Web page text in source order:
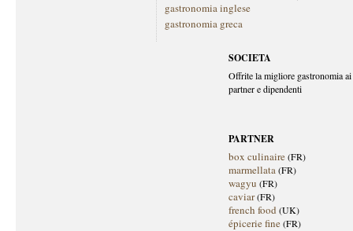
gastronomia inglese
gastronomia greca
SOCIETA
Offrite la migliore gastronomia
partner e dipendenti
PARTNER
box culinaire(FR)
marmellata(FR)
wagyu (FR)
caviar(FR)
french food (UK)
épicerie fine(FR)